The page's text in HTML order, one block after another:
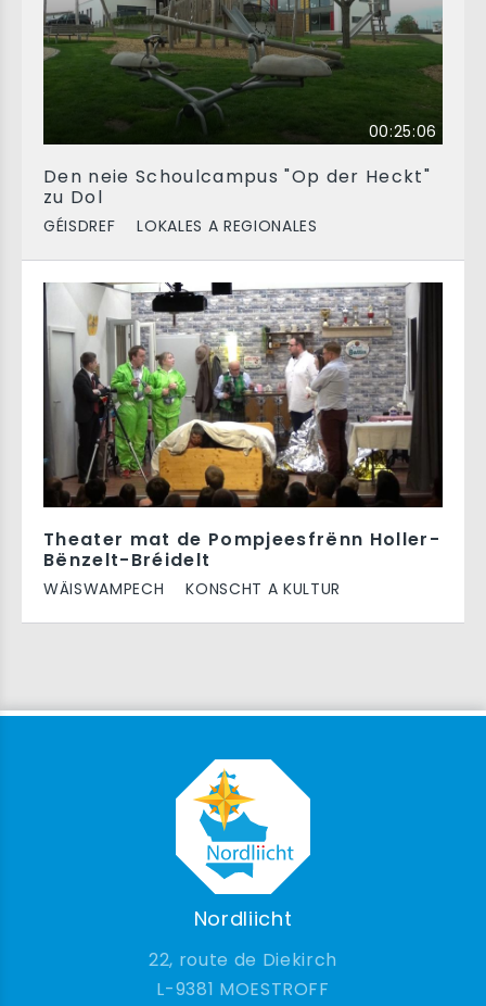
00:25:06
Den neie Schoulcampus "Op der Heckt"
zu Dol
GÉISDREF LOKALES A REGIONALES
Theater mat de Pompjeesfrënn Holler-
Bënzelt-Bréidelt
WÄISWAMPECH KONSCHT A KULTUR
Nordliicht
22, route de Diekirch
9381 MOESTROFF